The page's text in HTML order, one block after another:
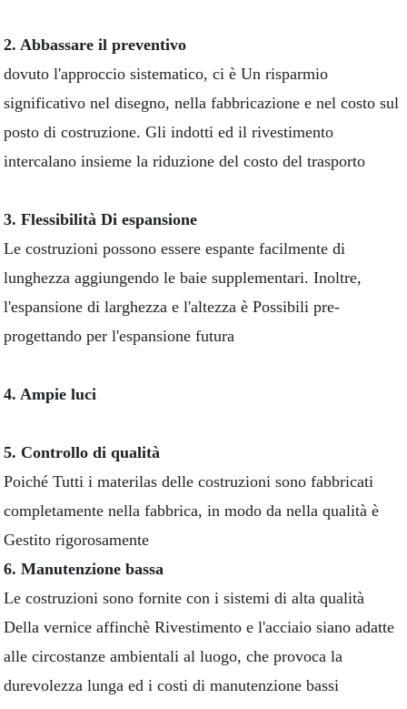
2. Abbassare il preventivo
dovuto l'approccio sistematico, ci è Un risparmio
significativo nel disegno, nella fabbricazione e nel costo sul
posto di costruzione. Gli indotti ed il rivestimento
intercalano insieme la riduzione del costo del trasporto
3. Flessibilità Di espansione
Le costruzioni possono essere espante facilmente di
lunghezza aggiungendo le baie supplementari. Inoltre,
l'espansione di larghezza e l'altezza è Possibili pre-
progettando per l'espansione futura
4. Ampie luci
5. Controllo di qualità
Poiché Tutti i materilas delle costruzioni sono fabbricati
completamente nella fabbrica, in modo da nella qualità è
Gestito rigorosamente
6. Manutenzione bassa
Le costruzioni sono fornite con i sistemi di alta qualità
Della vernice affinchè Rivestimento e l'acciaio siano adatte
alle circostanze ambientali al luogo, che provoca la
durevolezza lunga ed i costi di manutenzione bassi